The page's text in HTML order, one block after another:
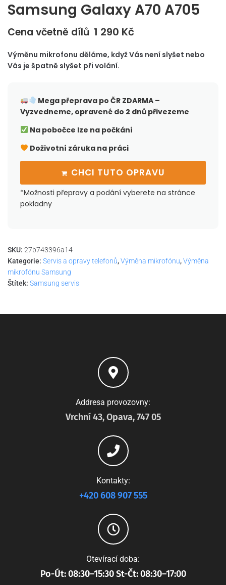
Samsung Galaxy A70 A705
Cena včetně dílů 1 290 Kč
Výměnu mikrofonu děláme, když Vás není slyšet nebo
Vás je špatně slyšet při volání.
Mega přeprava po ČRZDARMA –
Vyzvedneme, opravené do 2 dnů přivezeme
Na pobočce lze na počkání
Doživotní záruka na práci
CHCI TUTO OPRAVU
*Možnosti přepravy a podání vyberete na stránce
pokladny
SKU: 27b743396a14
Kategorie: Servis a opravy telefonů,Výměna mikrofónu,Výměna
mikrofónu Samsung
Štítek: Samsung servis
Addresa provozovny:
Vrchní 43, Opava, 747 05
Kontakty:
+420 608 907 555
Otevírací doba:
Po-Út: 08:30–15:30 St-Čt: 08:30–17:00